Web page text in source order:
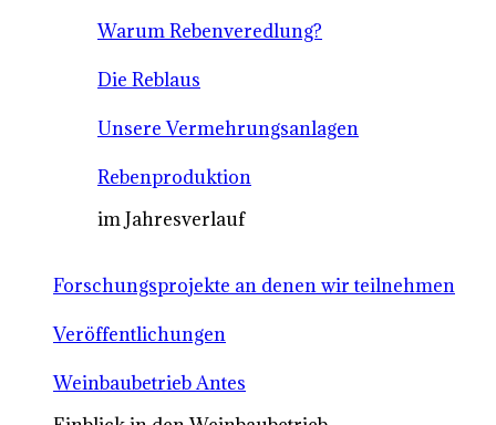
Warum Rebenveredlung?
Die Reblaus
Unsere Vermehrungsanlagen
Rebenproduktion
im Jahresverlauf
Forschungsprojekte an denen wir teilnehmen
Veröffentlichungen
Weinbaubetrieb Antes